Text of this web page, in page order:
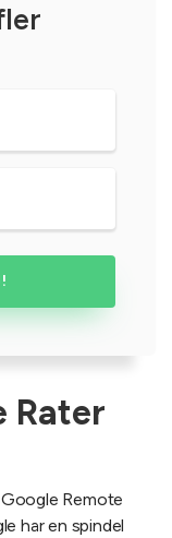
Rater
Remote
har en spindel